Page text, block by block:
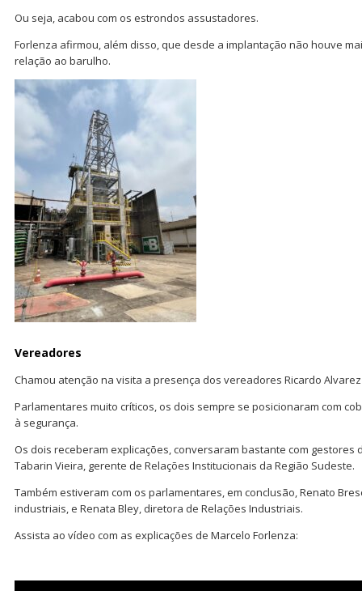
Ou seja, acabou com os estrondos assustadores.
Forlenza afirmou, além disso, que desde a implantação não houve
relação ao barulho.
Vereadores
Chamou atenção na visita a presença dos vereadores Ricardo Alvarez
Parlamentares muito críticos, os dois sempre se posicionaram com
à segurança.
Os dois receberam explicações, conversaram bastante com gestores
Tabarin Vieira, gerente de Relações Institucionais da Região Sudeste.
Também estiveram com os parlamentares, em conclusão, Renato
industriais, e Renata Bley, diretora de Relações Industriais.
Assista ao vídeo com as explicações de Marcelo Forlenza: